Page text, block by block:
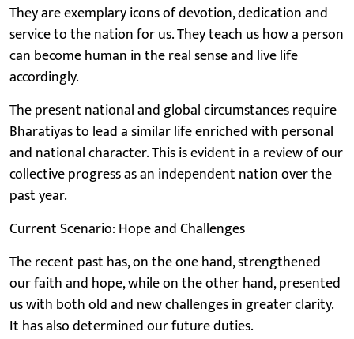
They are exemplary icons of devotion, dedication and
service to the nation for us. They teach us how a person
can become human in the real sense and live life
accordingly.
The present national and global circumstances require
Bharatiyas to lead a similar life enriched with personal
and national character. This is evident in a review of our
collective progress as an independent nation over the
past year.
Current Scenario: Hope and Challenges
The recent past has, on the one hand, strengthened
our faith and hope, while on the other hand, presented
us with both old and new challenges in greater clarity.
It has also determined our future duties.